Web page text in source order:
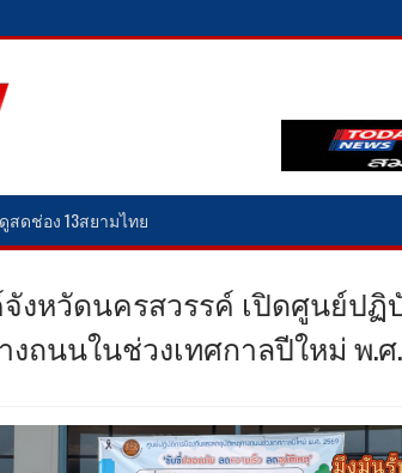
ดูสดช่อง 13สยามไทย
งหวัดนครสวรรค์ เปิดศูนย์ปฏิ
ถนนในช่วงเทศกาลปีใหม่ พ.ศ